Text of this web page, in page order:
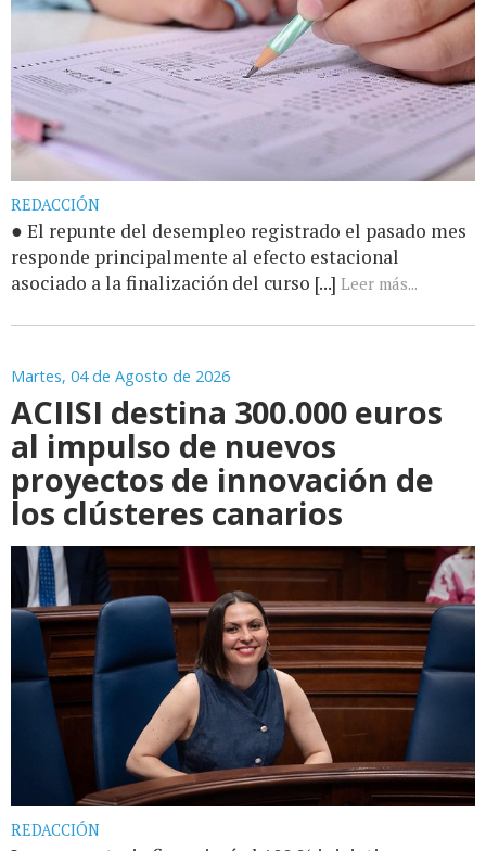
REDACCIÓN
● El repunte del desempleo registrado el pasado mes
responde principalmente al efecto estacional
asociado a la finalización del curso [...] Leer más...
Martes, 04 de Agosto de 2026
ACIISI destina 300.000 euros
al impulso de nuevos
proyectos de innovación de
los clústeres canarios
REDACCIÓN